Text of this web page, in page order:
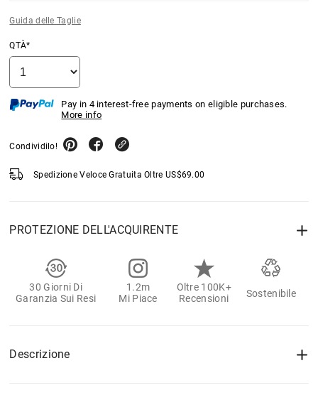
Guida delle Taglie
QTÀ*
Pay in 4 interest-free payments on eligible purchases.
More info
Condividilo!
Spedizione Veloce Gratuita Oltre US$69.00
PROTEZIONE DELL'ACQUIRENTE
30 Giorni Di
Garanzia Sui Resi
1.2m
Mi Piace
Oltre 100K+
Recensioni
Sostenibile
Descrizione